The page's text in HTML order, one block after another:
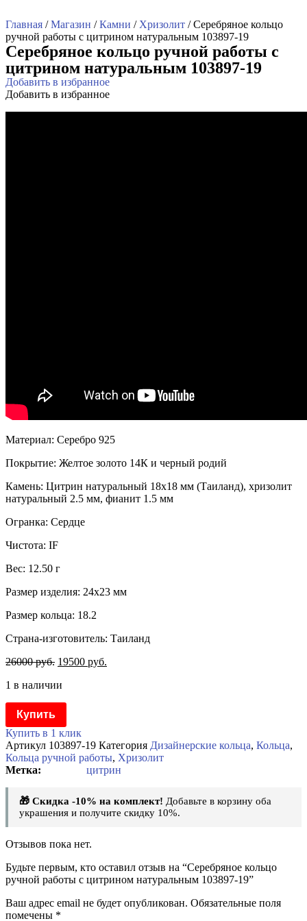
Главная /Магазин /Камни / Хризолит / Серебряное кольцо
ручной работы с цитрином натуральным 103897-19
Серебряное кольцо ручной работы с
цитрином натуральным 103897-19
Добавить в избранное
Добавить в избранное
Материал: Серебро 925
Покрытие: Желтое золото 14К и черный родий
Камень: Цитрин натуральный 18х18 мм (Таиланд), хризолит
натуральный 2.5 мм, фианит 1.5 мм
Огранка: Сердце
Чистота: IF
Вес: 12.50 г
Размер изделия: 24х23 мм
Размер кольца: 18.2
Страна-изготовитель: Таиланд
26000руб. 19500 руб.
1 в наличии
Купить
Купить в 1 клик
Артикул 103897-19 Категория Дизайнерские кольца, Кольца,
Кольца ручной работы, Хризолит
цитрин
🎁 Скидка -10% на комплект! Добавьте в корзину оба
украшения и получите скидку 10%.
Отзывов пока нет.
Будьте первым, кто оставил отзыв на “Серебряное кольцо
ручной работы с цитрином натуральным 103897-19”
Ваш адрес email не будет опубликован. Обязательные поля
помечены *